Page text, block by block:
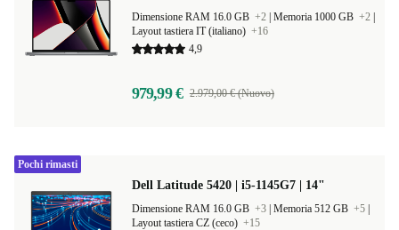
Dimensione RAM 16.0 GB +2 Memoria 1000 GB +2
Layout tastiera IT (italiano) +16
4,9
979,99 € 2.979,00 € (Nuovo)
Dell Latitude 5420 | i5-1145G7 | 14"
Dimensione RAM 16.0 GB +3 Memoria 512 GB +5
Layout tastiera CZ (ceco) +15
Pochi rimasti